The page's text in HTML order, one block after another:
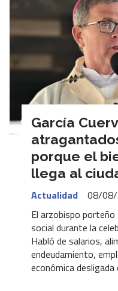
García
porque el
llega al
Actualidad
08/
El arzobispo
social durante la
Habló de salarios,
endeudamiento,
económica desligada